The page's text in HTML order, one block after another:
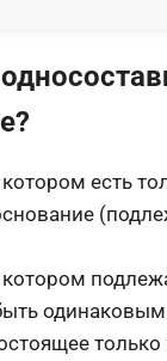
есть
только